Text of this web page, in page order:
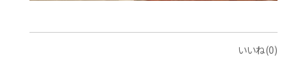
いいね(0)